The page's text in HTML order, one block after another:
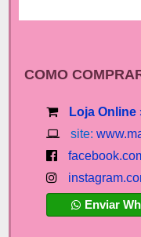
COMO
Loja Online
site:
Enviar